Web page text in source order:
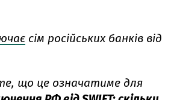
сім російських банків від
що це означатиме для